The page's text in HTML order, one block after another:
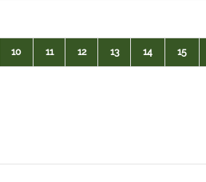
10 11 12 13 14 15